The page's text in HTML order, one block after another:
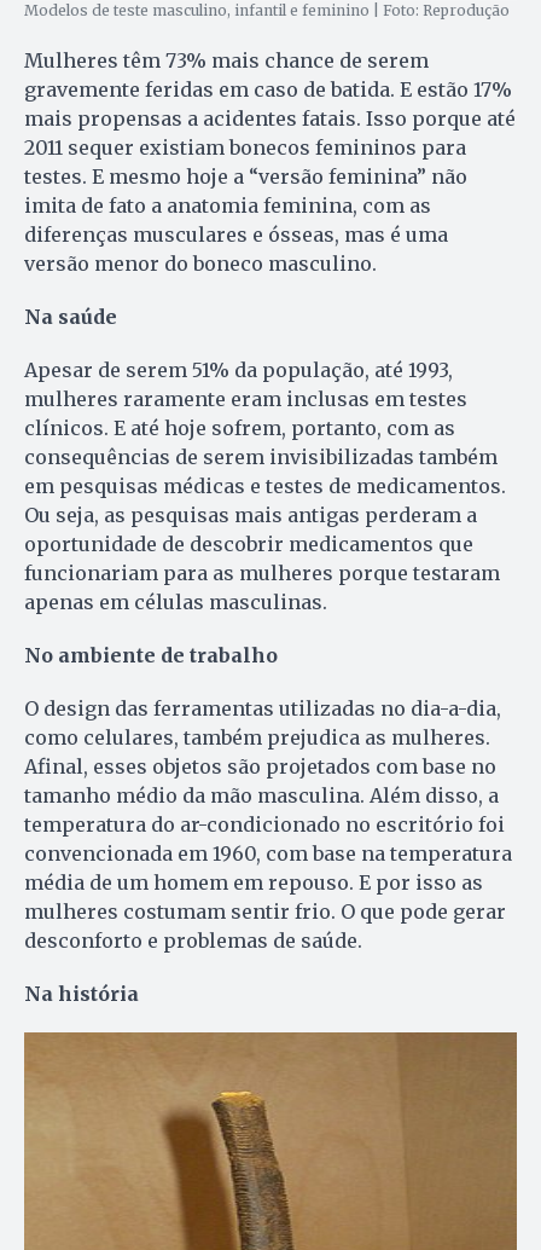
Modelos de teste masculino, infantil e feminino | Foto: Reprodução
Mulheres têm 73% mais chance de serem
gravemente feridas em caso de batida. E estão 17%
mais propensas a acidentes fatais. Isso porque até
2011 sequer existiam bonecos femininos para
testes. E mesmo hoje a “versão feminina” não
imita de fato a anatomia feminina, com as
diferenças musculares e ósseas, mas é uma
versão menor do boneco masculino.
Na saúde
Apesar de serem 51% da população, até 1993,
mulheres raramente eram inclusas em testes
clínicos. E até hoje sofrem, portanto, com as
consequências de serem invisibilizadas também
em pesquisas médicas e testes de medicamentos.
Ou seja, as pesquisas mais antigas perderam a
oportunidade de descobrir medicamentos que
funcionariam para as mulheres porque testaram
apenas em células masculinas.
No ambiente de trabalho
O design das ferramentas utilizadas no dia-a-dia,
como celulares, também prejudica as mulheres.
Afinal, esses objetos são projetados com base no
tamanho médio da mão masculina. Além disso, a
temperatura do ar-condicionado no escritório foi
convencionada em 1960, com base na temperatura
média de um homem em repouso. E por isso as
mulheres costumam sentir frio. O que pode gerar
desconforto e problemas de saúde.
Na história